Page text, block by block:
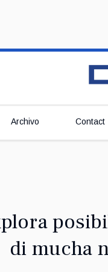
Archivo Contact
di mucha